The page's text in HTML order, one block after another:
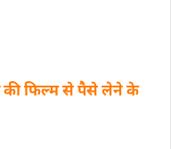
की फ‍िल्‍म से पैसे लेने के